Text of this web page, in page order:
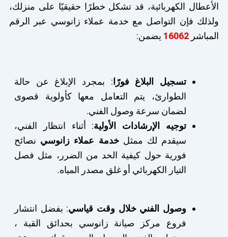
الأعطال الكهربائية، قد تشكل خطرًا حقيقيًا على منزلك،
ولذلك فإن التواصل مع خدمة عملاء زانوسي عبر الرقم
المباشر 16062 يضمن:
تسجيل البلاغ فورًا : بمجرد الإبلاغ عن حالة
الطوارئ، يتم التعامل معها كأولوية قصوى
لضمان سرعة وصول الفني.
توجيه الإرشادات الأولية: أثناء انتظار الفني،
سيقدم لك ممثلخدمة عملاء زانوسي نصائح
فورية حول كيفية الحد من الضرر، مثل فصل
التيار الكهربائي أو غلق مصدر المياه.
وصول الفني خلال وقت قياسي: بفضل انتشار
فروع مركز صيانة زانوسي بحدائق القبة ،